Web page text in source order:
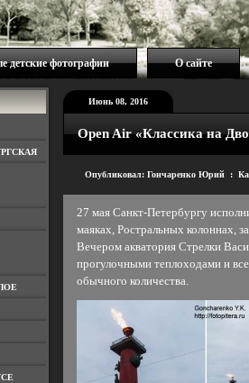
детские фотографии О сайте
Июнь 08, 2016
Open Air «Классика на
Опубликовал: Гончаренко Юрий :
27 мая Санкт-Петербургу
маяках, Ростральных колоннах,
Вечером акватория Стрелки
прогулочными теплоходами и
обычного количества.